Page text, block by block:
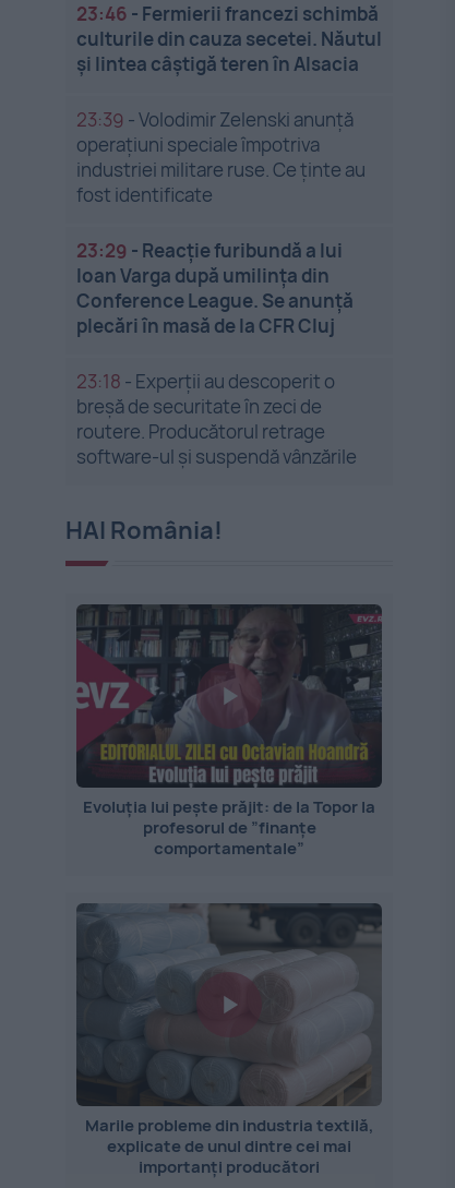
23:46 - Fermierii francezi schimbă
culturile din cauza secetei. Năutul
și lintea câștigă teren în Alsacia
23:39 -Volodimir Zelenski anunță
operațiuni speciale împotriva
industriei militare ruse. Ce ținte au
fost identificate
23:29 - Reacție furibundă a lui
Ioan Varga după umilința din
Conference League. Se anunță
plecări în masă de la CFR Cluj
23:18 - Experții au descoperit o
breșă de securitate în zeci de
routere. Producătorul retrage
software-ul și suspendă vânzările
HAI România!
Evoluția lui pește prăjit: de la Topor la
profesorul de ”finanțe
comportamentale”
Marile probleme din industria textilă,
explicate de unul dintre cei mai
importanți producători